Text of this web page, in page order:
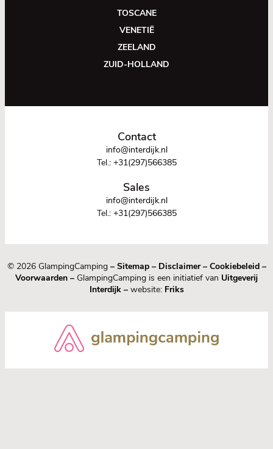
TOSCANE
VENETIË
ZEELAND
ZUID-HOLLAND
Contact
info@interdijk.nl
Tel.: +31(297)566385
Sales
info@interdijk.nl
Tel.: +31(297)566385
© 2026 GlampingCamping – Sitemap– Disclaimer– Cookiebeleid–
Voorwaarden – GlampingCamping is een initiatief van Uitgeverij
Interdijk–website: Friks